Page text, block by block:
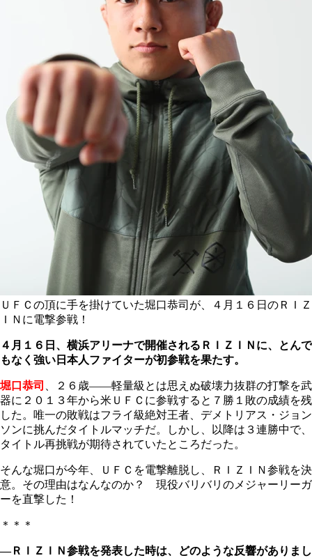
ＵＦＣの頂に手を掛けていた堀口恭司が、４月１６日のＲＩＺ
ＩＮに電撃参戦！
４月１６日、横浜アリーナで開催されるＲＩＺＩＮに、とんで
もなく強い日本人ファイターが初参戦を果たす。
堀口恭司
、２６歳――軽量級とは思えぬ破壊力抜群の打撃を武
器に２０１３年から米ＵＦＣに参戦すると７勝１敗の成績を残
した。唯一の敗戦はフライ級絶対王者、デメトリアス・ジョン
ソンに挑んだタイトルマッチだ。しかし、以降は３連勝中で、
タイトル再挑戦が期待されていたところだった。
そんな堀口が今年、ＵＦＣを電撃離脱し、ＲＩＺＩＮ参戦を決
意。その理由はなんなのか？ 現役バリバリのメジャーリーガ
ーを直撃した！
＊＊＊
―ＲＩＺＩＮ参戦を発表した時は、どのような反響がありまし